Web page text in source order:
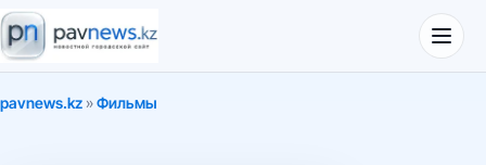
pavnews.kz »Фильмы